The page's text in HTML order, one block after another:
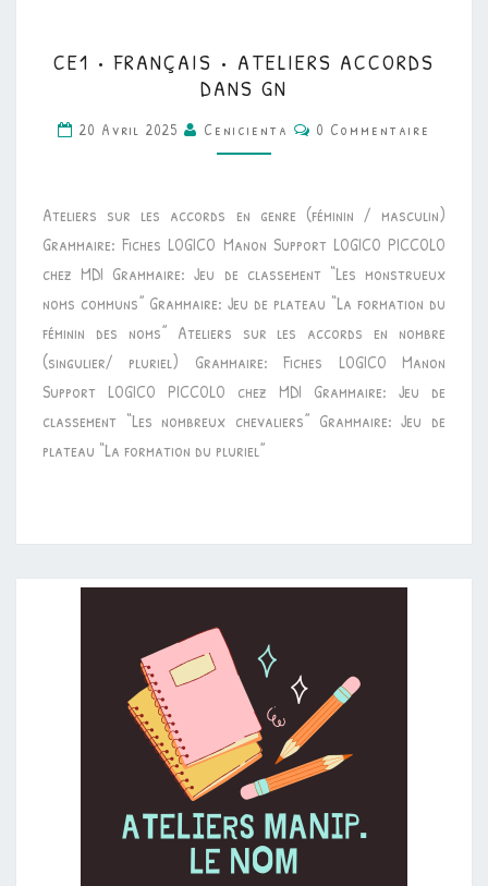
•
FRANÇAIS
•
ATELIERS
DANS
GN
CE1 • FRANÇAIS • ATELIERS ACCORDS
DANS GN
20 Avril 2025 Cenicienta Commentaires
0 Commentaire
Ateliers sur les accords en genre (féminin / masculin)
Grammaire: Fiches LOGICO Manon Support LOGICO PICCOLO
chez MDI Grammaire: Jeu de classement “Les monstrueux
noms communs” Grammaire: Jeu de plateau “La formation du
féminin des noms” Ateliers sur les accords en nombre
(singulier/ pluriel) Grammaire: Fiches LOGICO Manon
Support LOGICO PICCOLO chez MDI Grammaire: Jeu de
classement “Les nombreux chevaliers” Grammaire: Jeu de
plateau “La formation du pluriel”